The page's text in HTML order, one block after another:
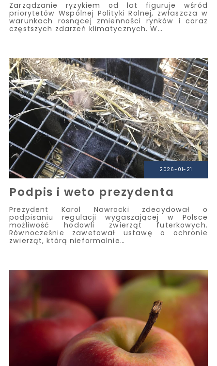
Zarządzanie ryzykiem od lat figuruje wśród
priorytetów Wspólnej Polityki Rolnej, zwłaszcza w
warunkach rosnącej zmienności rynków i coraz
częstszych zdarzeń klimatycznych. W…
2026-01-21
Podpis i weto prezydenta
Prezydent Karol Nawrocki zdecydował o
podpisaniu regulacji wygaszającej w Polsce
możliwość hodowli zwierząt futerkowych.
Równocześnie zawetował ustawę o ochronie
zwierząt, którą nieformalnie…